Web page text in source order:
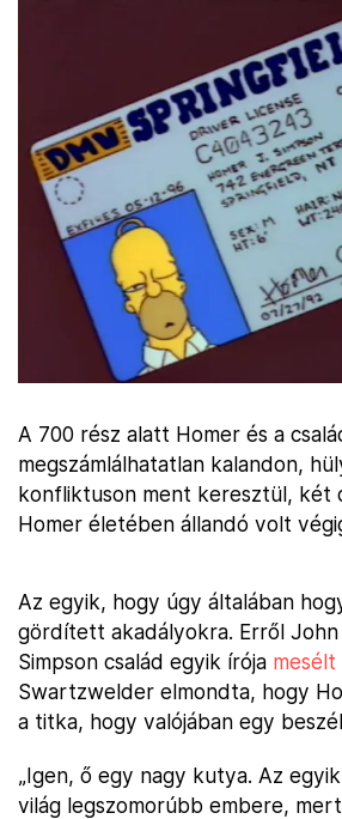
A 700 rész alatt Homer és a
megszámlálhatatlan kalandon,
konfliktuson ment keresztül, két
Homer életében állandó volt
Az egyik, hogy úgy általában
gördített akadályokra. Erről
Simpson család egyik írója
Swartzwelder elmondta, hogy
a titka, hogy valójában egy
„Igen, ő egy nagy kutya. Az
világ legszomorúbb embere,